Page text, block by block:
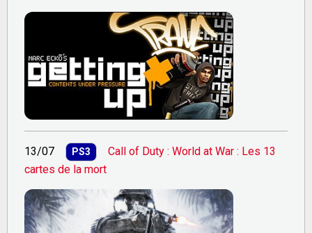
13/07 PS3
Call of Duty : World at War : Les 13
cartes de la mort